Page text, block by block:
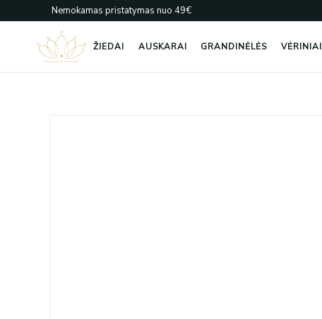
prie
Nemokamas pristatymas nuo 49€
ŽIEDAI AUSKARAI GRANDINĖLĖS VĖRINIAI